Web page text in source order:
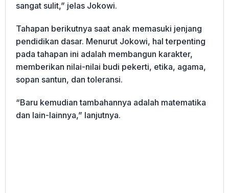
sangat sulit,” jelas Jokowi.
Tahapan berikutnya saat anak memasuki jenjang
pendidikan dasar. Menurut Jokowi, hal terpenting
pada tahapan ini adalah membangun karakter,
memberikan nilai-nilai budi pekerti, etika, agama,
sopan santun, dan toleransi.
“Baru kemudian tambahannya adalah matematika
dan lain-lainnya,” lanjutnya.